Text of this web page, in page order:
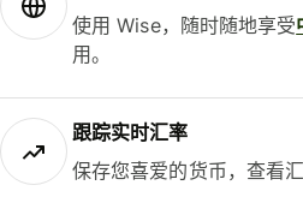
使用 Wise，随时随地享受
用。
跟踪实时汇率
保存您喜爱的货币，查看